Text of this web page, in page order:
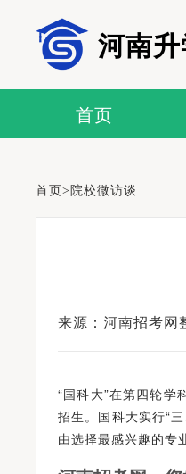
河南
首页
首页> 院校微访谈
来源：河南招考网
“国科大”在第四轮学
招生。国科大实行“
由选择最感兴趣的专